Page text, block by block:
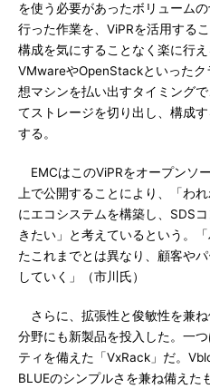
を使う必要があったボリューム
行った作業を、ViPRを活用する
構成を気にすることなく楽に行え
VMwareやOpenStackといった
想マシンを払い出すタイミング
てストレージを切り出し、構成
する。
EMCはこのViPRをオープンソ
上で公開することにより、「わ
にエコシステムを構築し、SDS
きたい」と考えているという。
たこれまでとは異なり、顧客や
していく」（市川氏）
さらに、拡張性と俊敏性を兼
分野にも新製品を投入した。一
ティを備えた「VxRack」だ。
BLUEのシンプルさを兼ね備えた